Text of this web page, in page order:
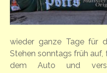
wieder ganze Tage für
Stehen sonntags früh
dem Auto und